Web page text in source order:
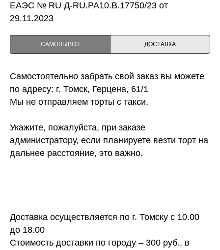
ЕАЭС № RU Д-RU.PA10.B.17750/23 от
29.11.2023
САМОВЫВОЗ ДОСТАВКА
Самостоятельно забрать свой заказ вы можете
по адресу: г. Томск, Герцена, 61/1
Мы не отправляем торты с такси.
Укажите, пожалуйста, при заказе
администратору, если планируете везти торт на
дальнее расстояние, это важно.
Доставка осуществляется по г. Томску с 10.00
до 18.00
Стоимость доставки по городу – 300 руб., в